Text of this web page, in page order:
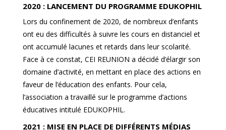
2020 : LANCEMENT DU PROGRAMME EDUKOPHIL
Lors du confinement de 2020, de nombreux d’enfants
ont eu des difficultés à suivre les cours en distanciel et
ont accumulé lacunes et retards dans leur scolarité.
Face à ce constat, CEI REUNION a décidé d’élargir son
domaine d’activité, en mettant en place des actions en
faveur de l’éducation des enfants. Pour cela,
l’association a travaillé sur le programme d’actions
éducatives intitulé EDUKOPHIL.
2021 : MISE EN PLACE DE DIFFÉRENTS MÉDIAS